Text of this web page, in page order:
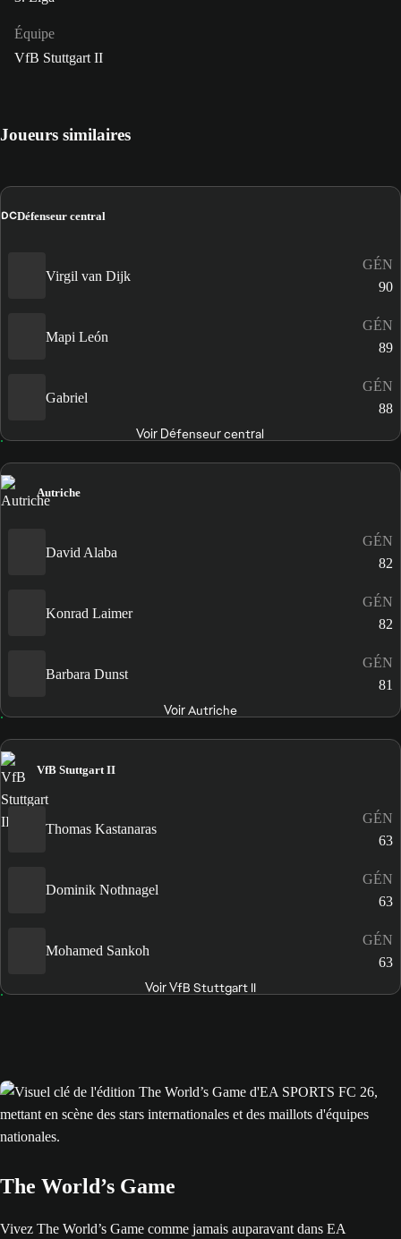
Équipe
VfB Stuttgart II
Joueurs similaires
DCDéfenseur central
Virgil van Dijk
GÉN
90
Mapi León
GÉN
89
Gabriel
GÉN
88
Voir Défenseur central
Autriche
David Alaba
GÉN
82
Konrad Laimer
GÉN
82
Barbara Dunst
GÉN
81
Voir Autriche
VfB Stuttgart II
Thomas Kastanaras
GÉN
63
Dominik Nothnagel
GÉN
63
Mohamed Sankoh
GÉN
63
Voir VfB Stuttgart II
The World’s Game
Vivez The World’s Game comme jamais auparavant dans EA